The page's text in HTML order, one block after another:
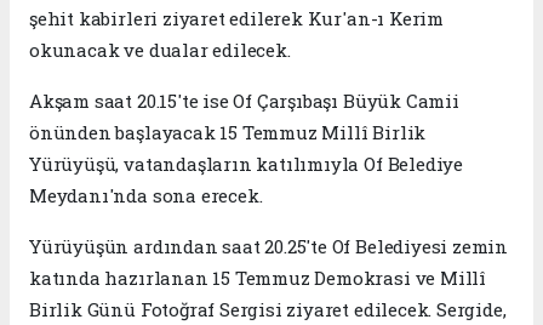
şehit kabirleri ziyaret edilerek Kur'an-ı Kerim
okunacak ve dualar edilecek.
Akşam saat 20.15'te ise Of Çarşıbaşı Büyük Camii
önünden başlayacak 15 Temmuz Millî Birlik
Yürüyüşü, vatandaşların katılımıyla Of Belediye
Meydanı'nda sona erecek.
Yürüyüşün ardından saat 20.25'te Of Belediyesi zemin
katında hazırlanan 15 Temmuz Demokrasi ve Millî
Birlik Günü Fotoğraf Sergisi ziyaret edilecek. Sergide,